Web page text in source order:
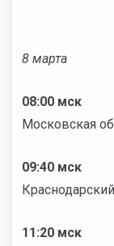
8 марта
08:00 мск
Московская
09:40 мск
11:20 мск